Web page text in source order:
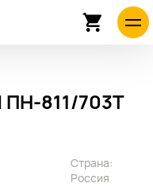
811/703Т
Страна:
Россия